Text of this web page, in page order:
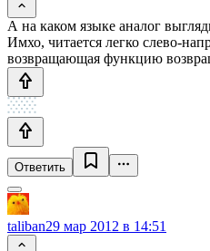
А на каком языке аналог
Имхо, читается легко слево-
возвращающая функцию
Ответить
taliban29 мар 2012 в 14:51